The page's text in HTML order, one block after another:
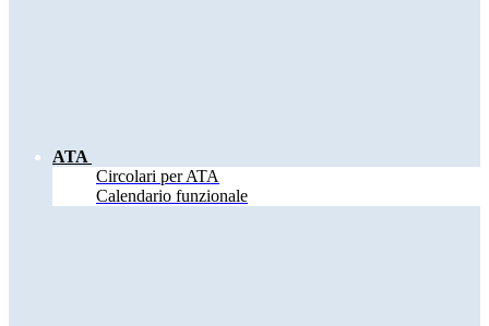
ATA
Circolari per ATA
Calendario funzionale